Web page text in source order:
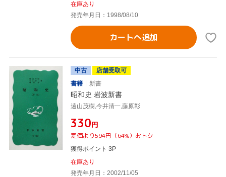
在庫あり
発売年月日：1998/08/10
カートへ追加
中古
店舗受取可
書籍
新書
昭和史 岩波新書
遠山茂樹,今井清一,藤原彰
¥330円
定価より594円（64%）おトク
獲得ポイント 3P
在庫あり
発売年月日：2002/11/05